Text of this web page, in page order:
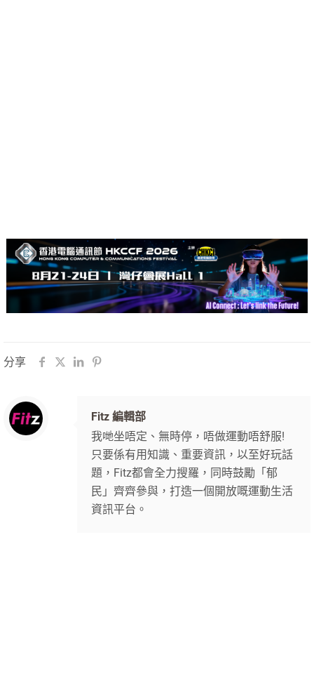
分享
Fitz 編輯部
我哋坐唔定、無時停，唔做運動唔舒服!
只要係有用知識、重要資訊，以至好玩話
題，Fitz都會全力搜羅，同時鼓勵「郁
民」齊齊參與，打造一個開放嘅運動生活
資訊平台。